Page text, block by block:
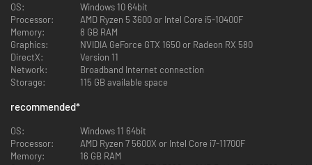
Conan Exiles
Isle of Siptah
People of the Dragon-pack
Architects of Argos-pack
Riders of Hyboria Pack
Debaucheries of Derketo-pack
Blood and Sand-pack
Treasures of Turan-pack
The Imperial East-pack
Jewel of the West-pack
The Savage Frontier-pack
OS:
Windows 10 64bit
Processor:
AMD Ryzen 5 3600 or Intel Core i5-10400F
Memory:
8 GB RAM
Graphics:
NVIDIA GeForce GTX 1650 or Radeon RX 580
DirectX:
Version 11
Network:
Broadband Internet connection
Storage:
115 GB available space
recommended*
OS:
Windows 11 64bit
Processor:
AMD Ryzen 7 5600X or Intel Core i7-11700F
Memory:
16 GB RAM